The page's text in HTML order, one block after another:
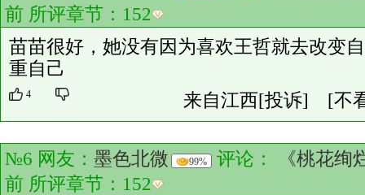
前 所评章节： 152
苗苗很好，她没有因为喜欢王哲就去改变
重自己
4 来自江西[投诉] [不
№6 网友： 墨色北微 99% 评论：
《桃花绚
前 所评章节： 152